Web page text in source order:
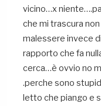
vicino…x
che mi trascura
malessere invece
rapporto che fa
cerca…è ovvio no
.perche sono
letto che piango e